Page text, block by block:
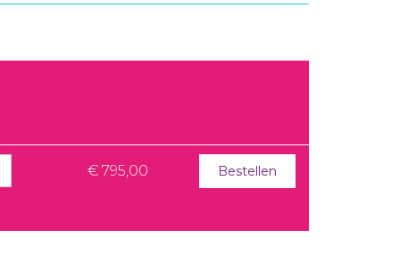
€ 795,00 Bestellen